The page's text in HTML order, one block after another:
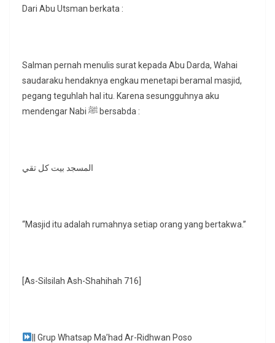
Dari Abu Utsman berkata :
Salman pernah menulis surat kepada Abu Darda, Wahai
saudaraku hendaknya engkau menetapi beramal masjid,
pegang teguhlah hal itu. Karena sesungguhnya aku
mendengar Nabi ﷺ bersabda :
المسجد بيت كل تقي
“Masjid itu adalah rumahnya setiap orang yang bertakwa.”
[As-Silsilah Ash-Shahihah 716]
|| Grup Whatsap Ma’had Ar-Ridhwan Poso